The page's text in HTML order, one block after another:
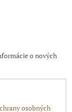
o nových
osobných